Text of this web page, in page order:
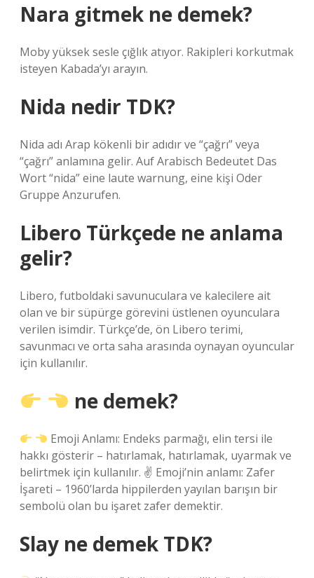
Nara gitmek ne demek?
Moby yüksek sesle çığlık atıyor. Rakipleri korkutmak
isteyen Kabada’yı arayın.
Nida nedir TDK?
Nida adı Arap kökenli bir adıdır ve “çağrı” veya
“çağrı” anlamına gelir. Auf Arabisch Bedeutet Das
Wort “nida” eine laute warnung, eine kişi Oder
Gruppe Anzurufen.
Libero Türkçede ne anlama
gelir?
Libero, futboldaki savunuculara ve kalecilere ait
olan ve bir süpürge görevini üstlenen oyunculara
verilen isimdir. Türkçe’de, ön Libero terimi,
savunmacı ve orta saha arasında oynayan oyuncular
için kullanılır.
ne demek?
Emoji Anlamı: Endeks parmağı, elin tersi ile
hakkı gösterir – hatırlamak, hatırlamak, uyarmak ve
belirtmek için kullanılır. ✌ Emoji’nin anlamı: Zafer
İşareti – 1960’larda hippilerden yayılan barışın bir
sembolü olan bu işaret zafer demektir.
Slay ne demek TDK?